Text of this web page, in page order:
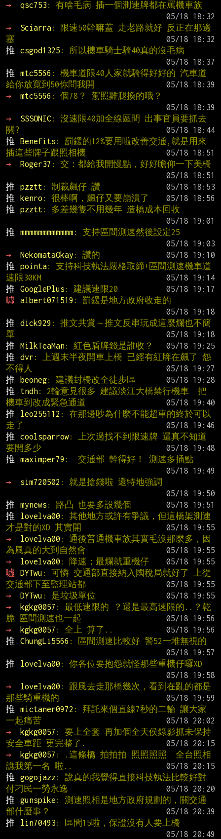
→
qsc753 : 有啥毛病 插一個測速牌都在罵機車族
→
Sciarra: 限速50幹嘛蓋 走老路就好 反正在那邊
塞
推
csgod1325 : 所以機車騎士騎40真的沒毛病
推
mtc5566 : 機車道限40人家就騎得好好的 汽車道
給你放寬到50你問我開
→
mtc5566 : 個78？ 駕照雞腿換的哦？
→
SSSONIC: 沒速限40加全線區間 出事官員要抓去
關?
推
Benefits : 罰鍰的12%要用啦改善交通,就是用來
插這些牌子跟照相機
→
Roger37 : 交：都給我開慢點，好好瞻仰一下美橋
推
pzztt : 制裁飆仔 讚
推
kenro : 很棒啊，飆仔又要崩潰了
推
pzztt : 多差幾隻不用幾年 造橋成本回收
推
mmmmmmmmmmmm: 支持區間測速然後設定25
→
NekomataOkay : 讚的
推
pointa: 支持科技執法嚴格取締+區間測速機車道
速限30KM
推
GooglePlus : 建議速限20
噓
albert071519 : 罰鍰是地方政府收走的
推
dick929 : 推文共賞～推文反串玩成這麼爛也不簡
單
推
MilkTeaMan: 紅色盾牌錢是誰收？
推
dvr : 上週末半夜開車上橋 已經有紅牌在飆了 怨
不得人
推
beoneg: 建議封橋改全徒步區
推
tndh: 2輪意見很多 建議淡江大橋禁行機車  把
機車到改成緊急通道
推
leo255112 : 在那邊吵為什麼不能超車的終於可以
走了
推
coolsparrow: 上次過找不到限速牌 還真不知道
要開多少
推
maximper79 :  交通部 幹得好！ 測速多插點
→
sim720502 : 就是搶錢啦 還特地強調
推
mynews : 路凸 也要多設幾個
推
lovelva00 : 其他地方或許有爭議，但這橋架測速
才是對的XD 其實開
→
lovelva00 : 通後普通機車族其實毛沒那麼多，因
為風真的大到自然會
→
lovelva00 : 降速；最爛就重機仔
噓
DYTwu : 可憐 交通部直接納入國稅局就好了 上從
交通部下至監理站都
→
DYTwu : 是垃圾單位
→
kgkg0057 : 最低速限的 ？還是最高速限的..？乾
脆 區間測速也一起
→
kgkg0057 : 全上 算了..
推
ChungLi5566 : 區間測速比較好 警52一堆無視的
推
lovelva00 : 你各位要抱怨就怪那些重機仔囉XD
→
lovelva00 : 跟風去走那橋幾次，看到在亂的都是
那些騎重機的
推
mictaner0972 : 拜託來個直線7秒的二輪 讓大家
一起痛苦
→
kgkg0057 : 要上全套 再加個全天侯錄影抓未保持
安全車距 更完整了.
→
kgkg0057 : .這條橋 拍拍拍 照照照照  全台照相
譙我第一名 啦..
推
gogojazz : 說真的我覺得直接科技執法比較好對
付刁民一勞永逸
推
gunspike : 測速照相是地方政府規劃的，關交通
部什麼事？
推
lin70493 : 區間15啦，保證沒有人要上橋